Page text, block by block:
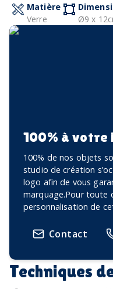
Matière
Verre
Ø9 x
100% à votre
100% de nos objets
studio de création
logo afin de vous
marquage.Pour toute
personnalisation de
Contact
Techniques